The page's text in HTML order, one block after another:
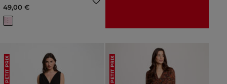
femme
49,00 €
PETIT PRIX PETIT PRIX